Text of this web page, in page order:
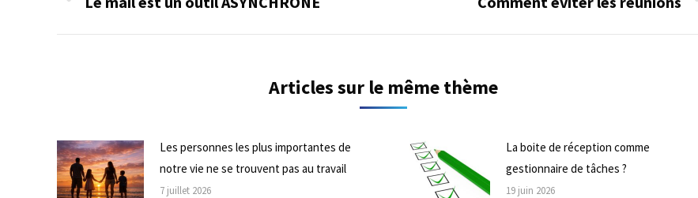
commentaire
Articles sur le même thème
Les personnes les plus importantes de
notre vie ne se trouvent pas au travail
7 juillet 2026
La boite de réception comme
gestionnaire de tâches ?
19 juin 2026